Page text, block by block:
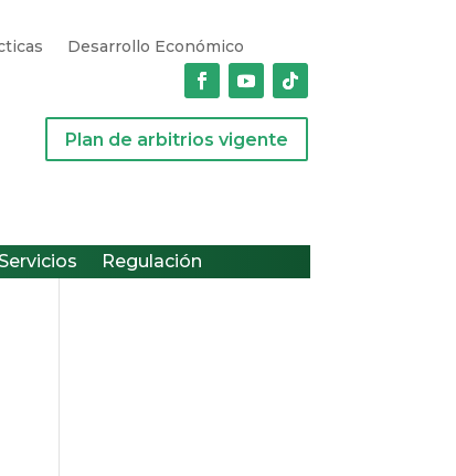
Desarrollo Económico
Plan de arbitrios vigente
Regulación